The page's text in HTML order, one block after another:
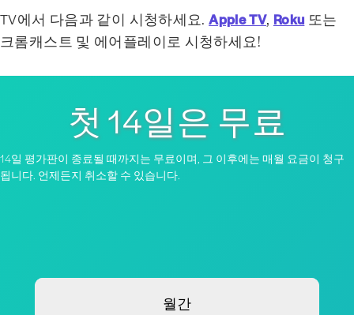
TV에서 다음과 같이 시청하세요.Apple TV, Roku 또는
크롬캐스트 및 에어플레이로 시청하세요!
첫 14일은 무료
14일 평가판이 종료될 때까지는 무료이며, 그 이후에는 매월 요금이 청구
됩니다. 언제든지 취소할 수 있습니다.
월간